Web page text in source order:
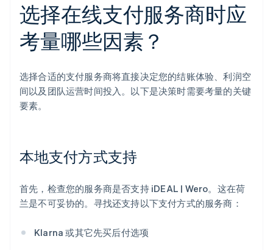
选择在线支付服务商时应
考量哪些因素？
选择合适的支付服务商将直接决定您的结账体验、利润空
间以及团队运营时间投入。以下是决策时需要考量的关键
要素。
本地支付方式支持
首先，检查您的服务商是否支持 iDEAL | Wero。这在荷
兰是不可妥协的。寻找还支持以下支付方式的服务商：
Klarna 或其它先买后付选项